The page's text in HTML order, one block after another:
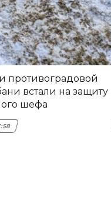
противоградовой
встали на защиту
шефа